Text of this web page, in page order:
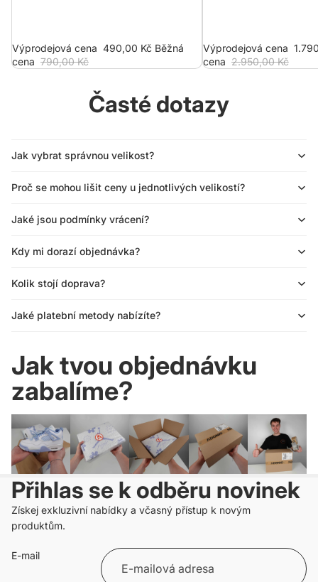
Výprodejová cena 490,00 Kč Běžná
cena 790,00 Kč
Výprodejová cena
cena 2.950,00 Kč
Časté dotazy
Jak vybrat správnou velikost?
Proč se mohou lišit ceny u jednotlivých velikostí?
Jaké jsou podmínky vrácení?
Kdy mi dorazí objednávka?
Kolik stojí doprava?
Jaké platební metody nabízíte?
Jak tvou objednávku
zabalíme?
Přihlas se k odběru novinek
Získej exkluzivní nabídky a včasný přístup k novým
produktům.
E-mail